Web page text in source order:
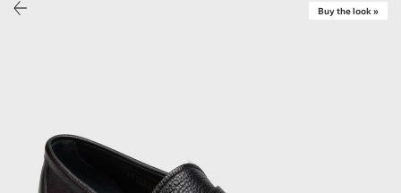
Buy the look »